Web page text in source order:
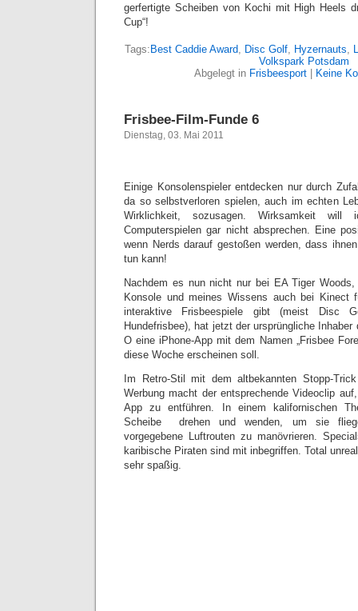
gerfertigte Scheiben von Kochi mit High Heels
Cup“!
Tags:Best Caddie Award, Disc Golf, Hyzernauts
Volkspark Potsdam
Abgelegt in Frisbeesport | Keine
Frisbee-Film-Funde 6
Dienstag, 03. Mai 2011
Einige Konsolenspieler entdecken nur durch
da so selbstverloren spielen, auch im echten
Wirklichkeit, sozusagen. Wirksamkeit
Computerspielen gar nicht absprechen. Eine
wenn Nerds darauf gestoßen werden, dass
tun kann!
Nachdem es nun nicht nur bei EA Tiger
Konsole und meines Wissens auch bei Kinect
interaktive Frisbeespiele gibt (meist Disc
Hundefrisbee), hat jetzt der ursprüngliche Inhaber
O eine iPhone-App mit dem Namen „Frisbee
diese Woche erscheinen soll.
Im Retro-Stil mit dem altbekannten Stopp-
Werbung macht der entsprechende Videoclip
App zu entführen. In einem kalifornischen
Scheibe drehen und wenden, um sie
vorgegebene Luftrouten zu manövrieren.
karibische Piraten sind mit inbegriffen. Total
sehr spaßig.